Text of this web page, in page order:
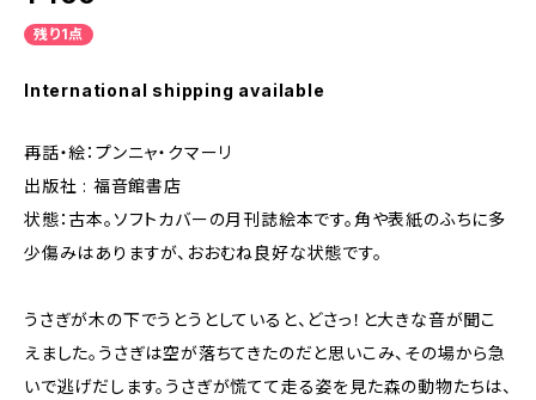
残り1点
International shipping available
再話・絵：プンニャ・クマーリ
出版社 : 福音館書店
状態：古本。ソフトカバーの月刊誌絵本です。角や表紙のふちに多
少傷みはありますが、おおむね良好な状態です。
うさぎが木の下でうとうとしていると、どさっ！と大きな音が聞こ
えました。うさぎは空が落ちてきたのだと思いこみ、その場から急
いで逃げだします。うさぎが慌てて走る姿を見た森の動物たちは、